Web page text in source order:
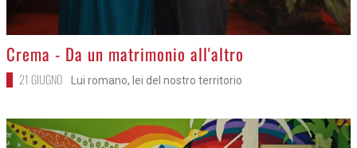
>
Crema - Da un matrimonio all'altro
21 GIUGNO Lui romano, lei del nostro territorio